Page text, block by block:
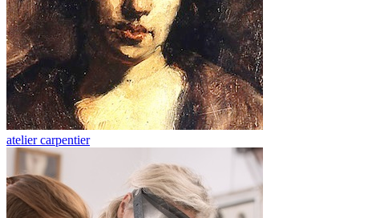
atelier carpentier